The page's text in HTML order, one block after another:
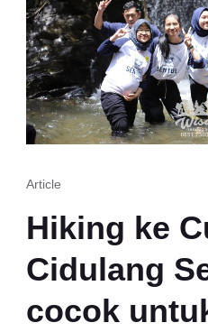
Article
Hiking ke
Cidulang
cocok